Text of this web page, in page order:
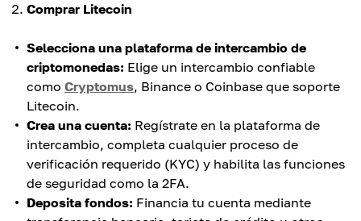
Comprar Litecoin
Selecciona una plataforma de intercambio de
criptomonedas: Elige un intercambio confiable
como Cryptomus, Binance o Coinbase que soporte
Litecoin.
Crea una cuenta: Regístrate en la plataforma de
intercambio, completa cualquier proceso de
verificación requerido (KYC) y habilita las funciones
de seguridad como la 2FA.
Deposita fondos: Financia tu cuenta mediante